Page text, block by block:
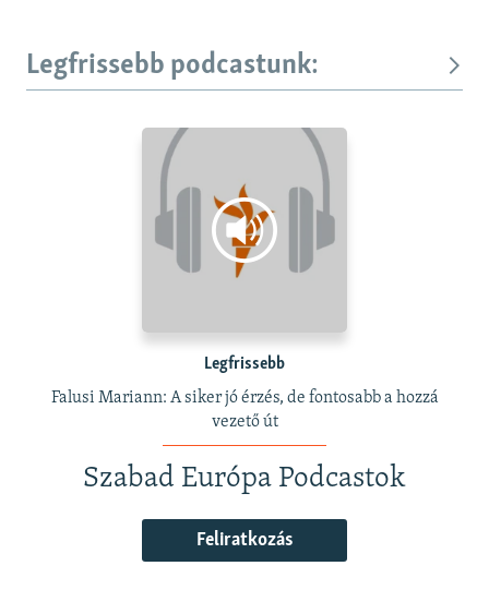
Legfrissebb podcastunk:
Legfrissebb
Falusi Mariann: A siker jó érzés, de fontosabb a hozzá
vezető út
Szabad Európa Podcastok
Feliratkozás